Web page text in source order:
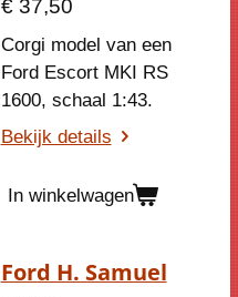
€ 37,50
Corgi model van een
Ford Escort MKI RS
1600, schaal 1:43.
Bekijk details
In winkelwagen
Ford H. Samuel